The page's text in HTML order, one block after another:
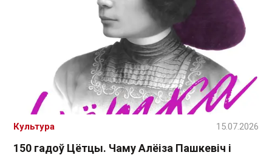
150 гадоў Цётцы. Чаму Алёіза Пашкевіч і
Культура 15.07.2026